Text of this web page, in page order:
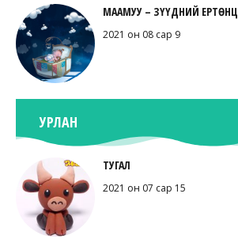
МААМУУ – ЗҮҮДНИЙ ЕРТӨНЦ
2021 он 08 сар 9
УРЛАН
ТУГАЛ
2021 он 07 сар 15